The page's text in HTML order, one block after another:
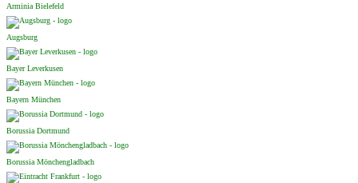
Arminia Bielefeld
Augsburg
Bayer Leverkusen
Bayern München
Borussia Dortmund
Borussia Mönchengladbach